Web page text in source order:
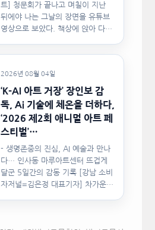
트] 청문회가 끝나고 며칠이 지난
뒤에야 나는 그날의 장면을 유튜브
영상으로 보았다. 책상에 앉아 다른
2026년 08월 04일
‘K-AI 아트 거장’ 장인보 감
독, Ai 기술에 체온을 더하다,
‘2026 제2회 애니멀 아트 페
스티벌’…
- 생명존중의 진심, AI 예술과 만나
다… 인사동 마루아트센터 뜨겁게
달군 5일간의 감동 기록 [강남 소비
자저널=김은정 대표기자] 차가운